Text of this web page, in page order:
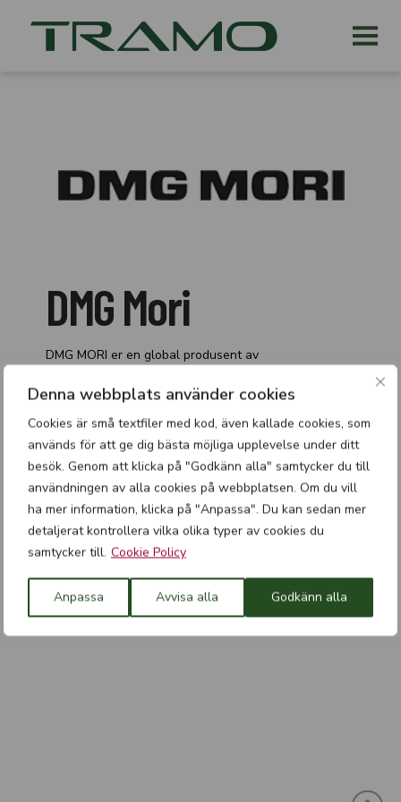
Denna webbplats använder cookies
Cookies är små textfiler med kod, även kallade cookies, som
används för att ge dig bästa möjliga upplevelse under ditt
besök. Genom att klicka på "Godkänn alla" samtycker du till
användningen av alla cookies på webbplatsen. Om du vill
ha mer information, klicka på "Anpassa". Du kan sedan mer
detaljerat kontrollera vilka olika typer av cookies du
samtycker till. Cookie Policy
Anpassa Avvisa alla Godkänn alla
DMG Mori
DMG MORI er en global produsent av
spekter av maskiner som kan brukes til nesten alle
typer metallbearbeiding. Kundene deres finnes innen
romfart, bilindustri, verktøyproduksjon, medisinsk
teknologi og halvlederindustrien.
Tramo tilbyr oss alltid et godt
utvalg med rask levering til
rimelige priser.
- Olof Gyllenoxe, produktsalgssjef
for Norden og Baltikum